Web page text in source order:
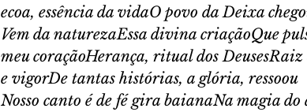
ecoa, essência da vidaO povo da Deixa
Vem da naturezaEssa divina criaçãoQue
meu coraçãoHerança, ritual dos
e vigorDe tantas histórias, a glória, ressoou
Nosso canto é de fé gira baianaNa magia